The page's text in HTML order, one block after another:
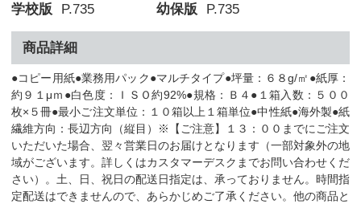
学校版 P.735 幼保版 P.735
商品詳細
●コピー用紙●業務用パック●マルチタイプ●坪量：６８g/㎡●紙厚：
約９１μｍ●白色度：ＩＳＯ約92%●規格：Ｂ４●１箱入数：５００
枚×５冊●最小ご注文単位：１０箱以上１箱単位●中性紙●海外製●紙
繊維方向：長辺方向（縦目）※【ご注意】１３：００までにご注文
いただいた場合、翌々営業日のお届けとなります（一部対象外の地
域がございます。詳しくはカスタマーデスクまでお問い合わせくだ
さい）。土、日、祝日の配送日指定は、承っておりません。時間指
定配送はできませんので、あらかじめご了承ください。他の商品と